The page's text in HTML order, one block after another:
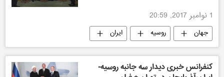
1 نوامبر 2017, 20:59
جهان روسیه ایران
کنفرانس خبری دیدار سه جانبه روسیه-